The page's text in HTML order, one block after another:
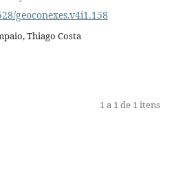
geoconexes.v4i1.158
Thiago Costa
1 a 1 de 1 itens